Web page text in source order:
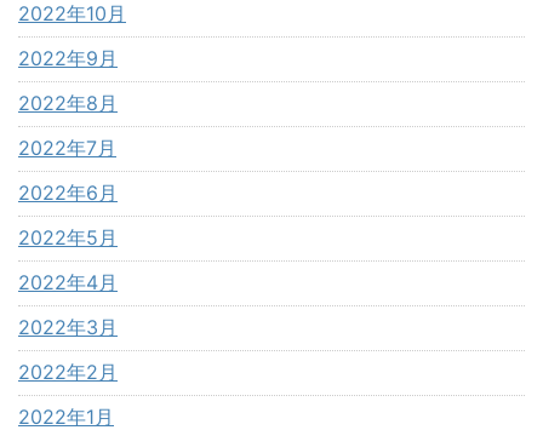
2022年10月
2022年9月
2022年8月
2022年7月
2022年6月
2022年5月
2022年4月
2022年3月
2022年2月
2022年1月